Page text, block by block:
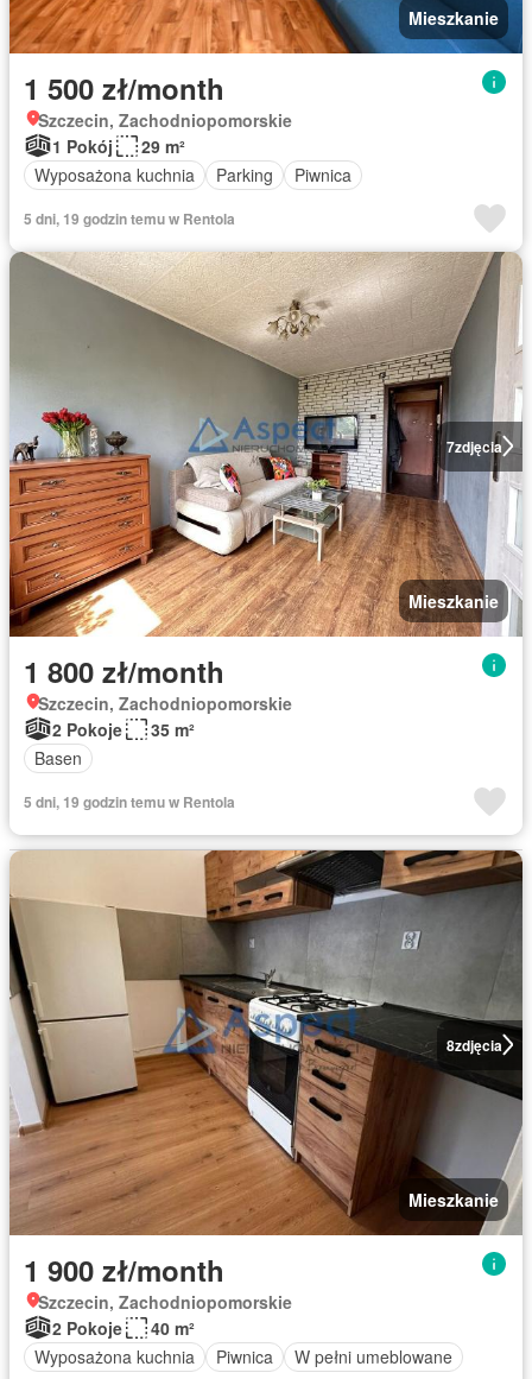
Mieszkanie
1 500 zł/month
Szczecin, Zachodniopomorskie
1 Pokój
29 m²
Wyposażona kuchnia
Parking Piwnica
5 dni, 19 godzin temu w Rentola
7zdjęcia
Mieszkanie
1 800 zł/month
Szczecin, Zachodniopomorskie
2 Pokoje
35 m²
Basen
5 dni, 19 godzin temu w Rentola
8zdjęcia
Mieszkanie
1 900 zł/month
Szczecin, Zachodniopomorskie
2 Pokoje
40 m²
Wyposażona kuchnia
Piwnica W pełni umeblowane